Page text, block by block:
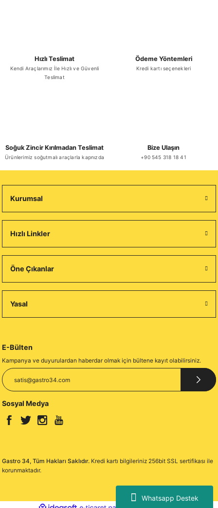
Whatsapp Destek
Hızlı Teslimat
Kendi Araçlarımız İle Hızlı ve Güvenli
Teslimat
Ödeme Yöntemleri
Kredi kartı seçenekleri
Soğuk Zincir Kırılmadan Teslimat
Ürünlerimiz soğutmalı araçlarla kapnızda
Bize Ulaşın
+90 545 318 18 41
Kurumsal
Hızlı Linkler
Öne Çıkanlar
Yasal
E-Bülten
Kampanya ve duyurulardan haberdar olmak için bültene kayıt olabilirsiniz.
Sosyal Medya
Gastro 34, Tüm Hakları Saklıdır. Kredi kartı bilgileriniz 256bit SSL sertifikası ile
korunmaktadır.